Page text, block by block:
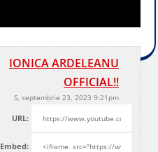
IONICA ARDELEANU
OFFICIAL!!
S, septembrie 23, 2023 9:21pm
URL:
Embed: